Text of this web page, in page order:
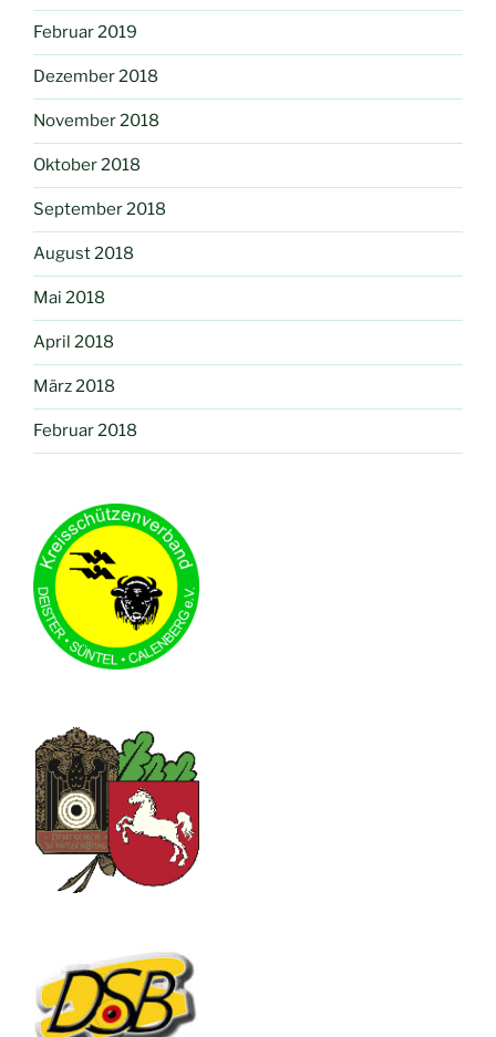
Februar 2019
Dezember 2018
November 2018
Oktober 2018
September 2018
August 2018
Mai 2018
April 2018
März 2018
Februar 2018